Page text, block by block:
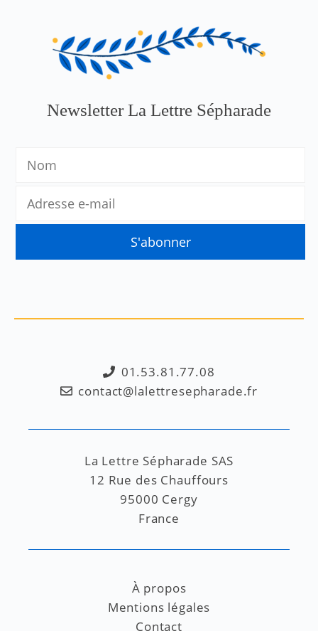
Newsletter La Lettre Sépharade
01.53.81.77.08
contact@lalettresepharade.fr
La Lettre Sépharade SAS
12 Rue des Chauffours
95000 Cergy
France
À propos
Mentions légales
Contact